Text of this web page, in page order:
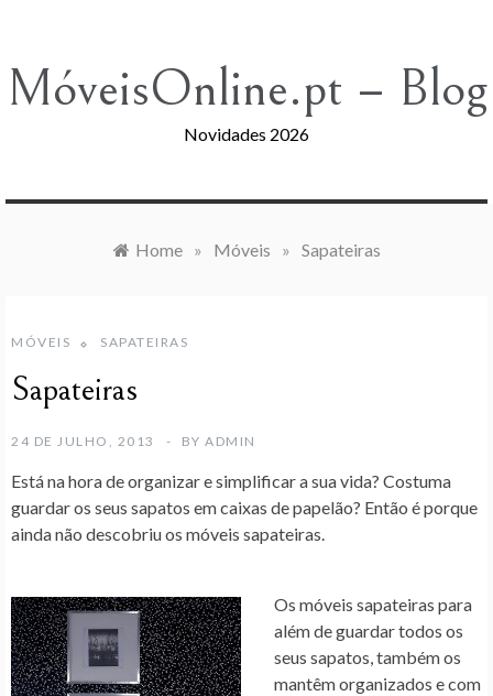
content
MóveisOnline.pt – Blog
Novidades 2026
Home » Móveis » Sapateiras
MÓVEIS SAPATEIRAS
Sapateiras
24 DE JULHO, 2013 BY ADMIN
Está na hora de organizar e simplificar a sua vida? Costuma
guardar os seus sapatos em caixas de papelão? Então é porque
ainda não descobriu os móveis sapateiras.
Os móveis sapateiras para
além de guardar todos os
seus sapatos, também os
mantêm organizados e com